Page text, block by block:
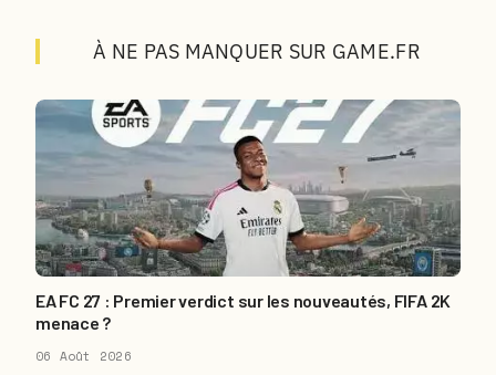
À NE PAS MANQUER SUR GAME.FR
EA FC 27 : Premier verdict sur les nouveautés, FIFA 2K
menace ?
06 Août 2026